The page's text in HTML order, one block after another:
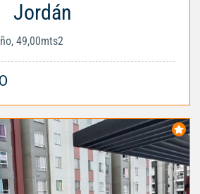
Jordán
49,00mts2